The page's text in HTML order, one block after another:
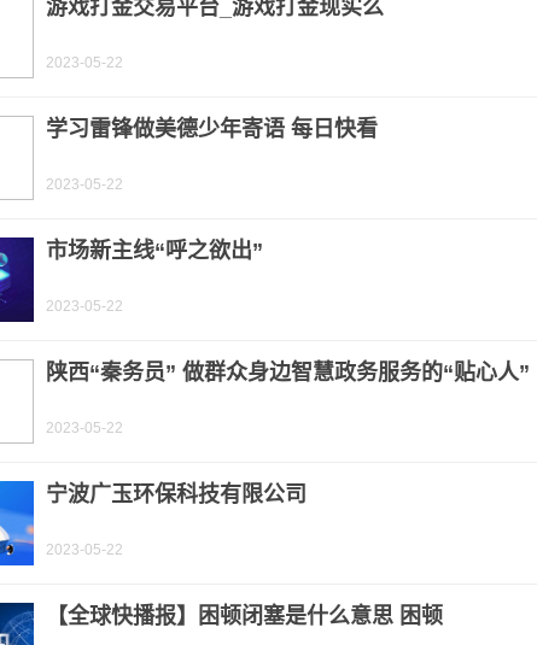
游戏打金交易平台_游戏打金现实么
2023-05-22
学习雷锋做美德少年寄语 每日快看
2023-05-22
市场新主线“呼之欲出”
2023-05-22
陕西“秦务员” 做群众身边智慧政务服务的“贴心人”
2023-05-22
宁波广玉环保科技有限公司
2023-05-22
【全球快播报】困顿闭塞是什么意思 困顿